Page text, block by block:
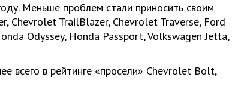
Меньше проблем стали приносить своим
Chevrolet TrailBlazer, Chevrolet Traverse, Ford
Odyssey, Honda Passport, Volkswagen Jetta,
всего в рейтинге «просели» Chevrolet Bolt,